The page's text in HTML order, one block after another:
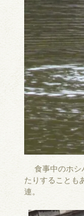
食事中のホシ
たりすることも
連。